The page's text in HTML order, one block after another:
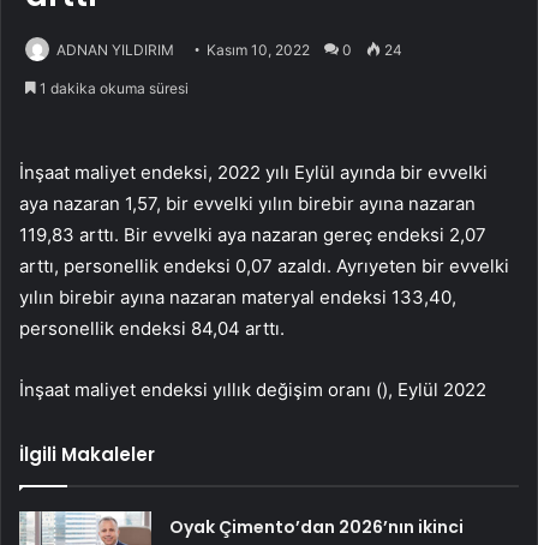
ADNAN YILDIRIM Kasım 10, 2022 0 24
1 dakika okuma süresi
İnşaat maliyet endeksi, 2022 yılı Eylül ayında bir evvelki
aya nazaran 1,57, bir evvelki yılın birebir ayına nazaran
119,83 arttı. Bir evvelki aya nazaran gereç endeksi 2,07
arttı, personellik endeksi 0,07 azaldı. Ayrıyeten bir evvelki
yılın birebir ayına nazaran materyal endeksi 133,40,
personellik endeksi 84,04 arttı.
İnşaat maliyet endeksi yıllık değişim oranı (), Eylül 2022
İlgili Makaleler
Oyak Çimento’dan 2026’nın ikinci